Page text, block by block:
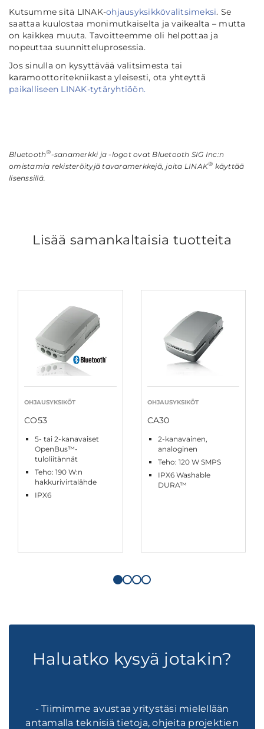
Kutsumme sitä LINAK-ohjausyksikkövalitsimeksi. Se
saattaa kuulostaa monimutkaiselta ja vaikealta – mutta
on kaikkea muuta. Tavoitteemme oli helpottaa ja
nopeuttaa suunnitteluprosessia.
Jos sinulla on kysyttävää valitsimesta tai
karamoottoritekniikasta yleisesti, ota yhteyttä
paikalliseen LINAK-tytäryhtiöön.
Bluetooth®-sanamerkki ja -logot ovat Bluetooth SIG Inc:n
omistamia rekisteröityjä tavaramerkkejä, joita LINAK® käyttää
lisenssillä.
Lisää samankaltaisia tuotteita
OHJAUSYKSIKÖT
CO53
5- tai 2-kanavaiset
OpenBus™-
tuloliitännät
Teho: 190 W:n
hakkurivirtalähde
IPX6
OHJAUSYKSIKÖT
CA30
2-kanavainen,
analoginen
Teho: 120 W SMPS
IPX6 Washable
DURA™
Haluatko kysyä jotakin?
- Tiimimme avustaa yritystäsi mielellään
antamalla teknisiä tietoja, ohjeita projektien